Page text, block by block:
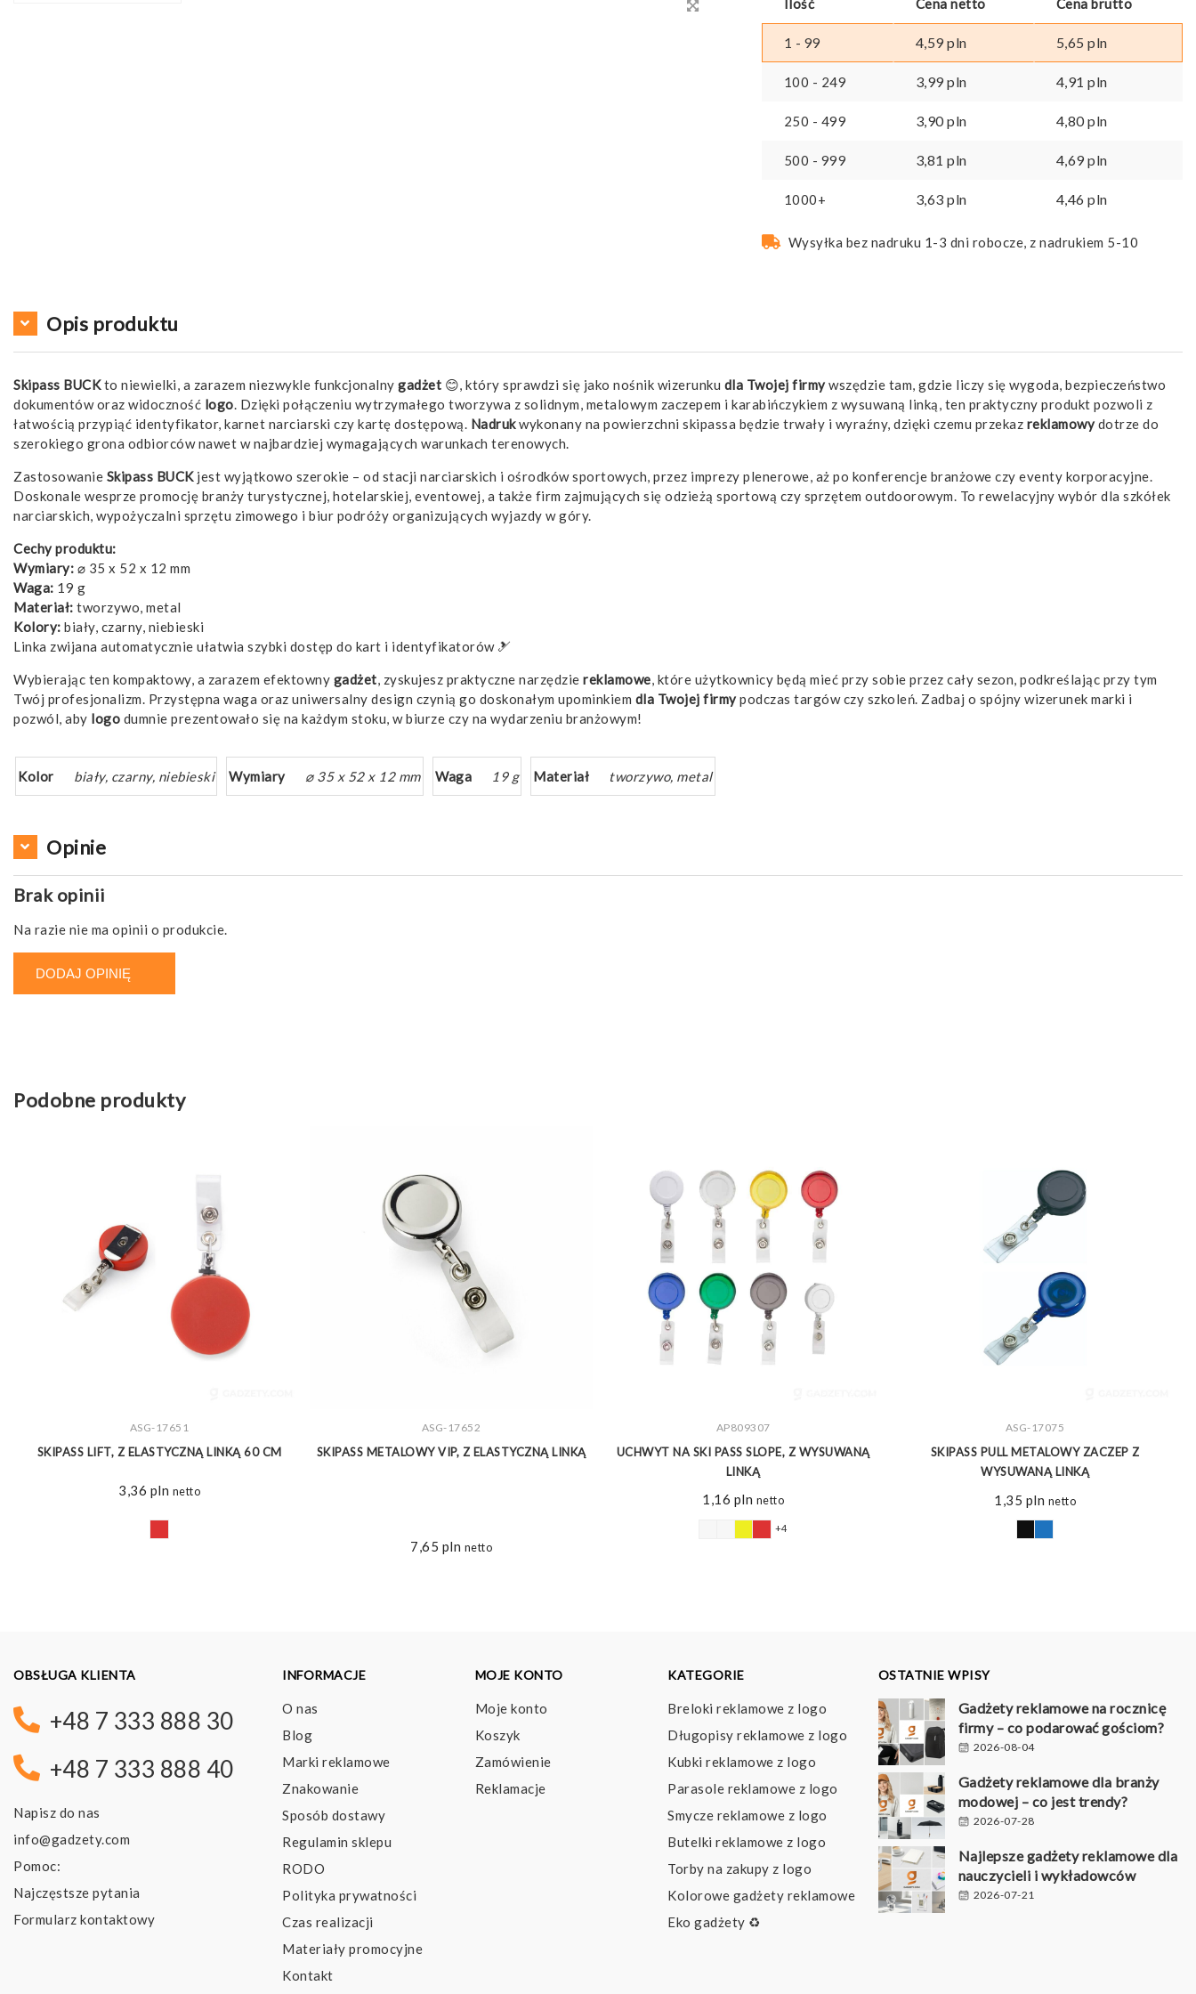
1 - 99 4,59pln 5,65pln
100 - 249 3,99pln 4,91pln
250 - 499 3,90pln 4,80pln
500 - 999 3,81pln 4,69pln
1000+ 3,63pln 4,46pln
Wysyłka bez nadruku 1-3 dni robocze, z nadrukiem 5-10
Opis produktu
Skipass BUCKto niewielki, a zarazem niezwykle funkcjonalny gadżet 😊, który sprawdzi się jako nośnik wizerunku dla Twojej firmywszędzie tam, gdzie liczy się wygoda, bezpieczeństwo
dokumentów oraz widoczność logo . Dzięki połączeniu wytrzymałego tworzywa z solidnym, metalowym zaczepem i karabińczykiem z wysuwaną linką, ten praktyczny produkt pozwoli z
łatwością przypiąć identyfikator, karnet narciarski czy kartę dostępową. Nadrukwykonany na powierzchni skipassa będzie trwały i wyraźny, dzięki czemu przekaz reklamowydotrze do
szerokiego grona odbiorców nawet w najbardziej wymagających warunkach terenowych.
Zastosowanie Skipass BUCKjest wyjątkowo szerokie – od stacji narciarskich i ośrodków sportowych, przez imprezy plenerowe, aż po konferencje branżowe czy eventy korporacyjne.
Doskonale wesprze promocję branży turystycznej, hotelarskiej, eventowej, a także firm zajmujących się odzieżą sportową czy sprzętem outdoorowym. To rewelacyjny wybór dla szkółek
narciarskich, wypożyczalni sprzętu zimowego i biur podróży organizujących wyjazdy w góry.
Cechy produktu:
Wymiary: ⌀ 35 x 52 x 12 mm
Waga: 19 g
Materiał: tworzywo, metal
Kolory: biały, czarny, niebieski
Linka zwijana automatycznie ułatwia szybki dostęp do kart i identyfikatorów 🎿
Wybierając ten kompaktowy, a zarazem efektowny gadżet , zyskujesz praktyczne narzędzie reklamowe , które użytkownicy będą mieć przy sobie przez cały sezon, podkreślając przy tym
Twój profesjonalizm. Przystępna waga oraz uniwersalny design czynią go doskonałym upominkiem dla Twojej firmypodczas targów czy szkoleń. Zadbaj o spójny wizerunek marki i
pozwól, aby logo dumnie prezentowało się na każdym stoku, w biurze czy na wydarzeniu branżowym!
Kolor biały, czarny, niebieski Wymiary ⌀ 35 x 52 x 12 mm Waga 19 g Materiał tworzywo, metal
Opinie
Brak opinii
Na razie nie ma opinii o produkcie.
DODAJ OPINIĘ
Podobne produkty
ZOBACZ WIĘCEJ
ASG-17651
SKIPASS LIFT, Z ELASTYCZNĄ LINKĄ 60 CM
3,36 pln netto
ZOBACZ WIĘCEJ
ASG-17652
SKIPASS METALOWY VIP, Z ELASTYCZNĄ LINKĄ
7,65 pln netto
ZOBACZ WIĘCEJ
AP809307
UCHWYT NA SKI PASS SLOPE, Z WYSUWANĄ
LINKĄ
1,16 pln netto
+4
ZOBACZ WIĘCEJ
ASG-17075
SKIPASS PULL METALOWY ZACZEP Z
WYSUWANĄ LINKĄ
1,35 pln netto
OBSŁUGA KLIENTA
+48 7 333 888 30
+48 7 333 888 40
Napisz do nas
info@gadzety.com
Pomoc:
Najczęstsze pytania
Formularz kontaktowy
INFORMACJE
O nas
Blog
Marki reklamowe
Znakowanie
Sposób dostawy
Regulamin sklepu
RODO
Polityka prywatności
Czas realizacji
Materiały promocyjne
Kontakt
MOJE KONTO
Moje konto
Koszyk
Zamówienie
Reklamacje
KATEGORIE
Breloki reklamowe z logo
Długopisy reklamowe z logo
Kubki reklamowe z logo
Parasole reklamowe z logo
Smycze reklamowe z logo
Butelki reklamowe z logo
Torby na zakupy z logo
Kolorowe gadżety reklamowe
Eko gadżety ♻️
OSTATNIE WPISY
Gadżety reklamowe na rocznicę
firmy – co podarować gościom?
2026-08-04
Gadżety reklamowe dla branży
modowej – co jest trendy?
2026-07-28
Najlepsze gadżety reklamowe dla
nauczycieli i wykładowców
2026-07-21